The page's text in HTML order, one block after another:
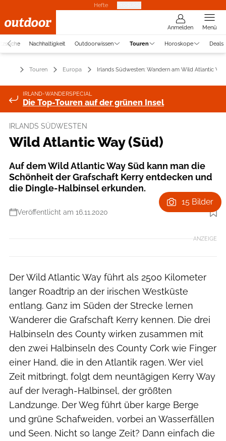
Hefte
Anmelden Menü
Nachhaltigkeit Outdoorwissen Touren Horoskope Deals
Touren Europa Irlands Südwesten: Wandern am Wild Atlantic
IRLAND-WANDERSPECIAL
Die Top-Touren auf der grünen Insel
IRLANDS SÜDWESTEN
Wild Atlantic Way (Süd)
Auf dem Wild Atlantic Way Süd kann man die
Schönheit der Grafschaft Kerry entdecken und
die Dingle-Halbinsel erkunden.
Veröffentlicht am 16.11.2020
Foto: Getty Images / maydays
15 Bilder
ANZEIGE
Der Wild Atlantic Way führt als 2500 Kilometer
langer Roadtrip an der irischen Westküste
entlang. Ganz im Süden der Strecke lernen
Wanderer die Grafschaft Kerry kennen. Die drei
Halbinseln des County wirken zusammen mit
den zwei Halbinseln des County Cork wie Finger
einer Hand, die in den Atlantik ragen. Wer viel
Zeit mitbringt, folgt dem neuntägigen Kerry Way
auf der Iveragh-Halbinsel, der größten
Landzunge. Der Weg führt über karge Berge
und grüne Schafweiden, vorbei an Wasserfällen
und Seen. Nicht so lange Zeit? Dann einfach die